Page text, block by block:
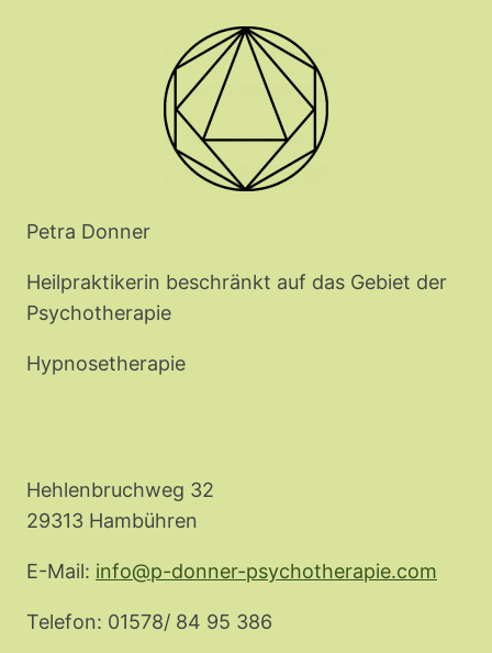
WEIL
DER
SCHNÜRSENKEL
AUFGEHT.
Petra Donner
Heilpraktikerin beschränkt auf das Gebiet der
Psychotherapie
Hypnosetherapie
Hehlenbruchweg 32
29313 Hambühren
E-Mail: info@p-donner-psychotherapie.com
Telefon: 01578/ 84 95 386